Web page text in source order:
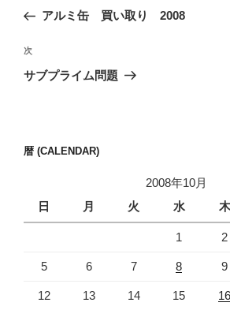
ナ
ビ
ゲ
ン
の
稿
アルミ缶 買い取り 2008
次
の
次
サブプライム問題
暦 (CALENDAR)
2008年10月
日
月 火 水 木
1 2
5 6 7 8 9
12 13 14 15 16